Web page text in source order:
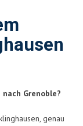
Grenoble?
genau